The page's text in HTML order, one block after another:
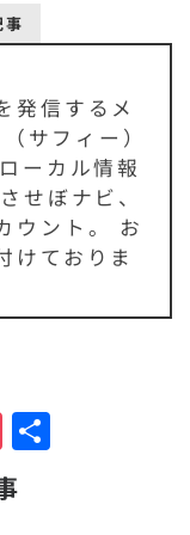
発信するメ
サフィー）
ーカル情報
せぼナビ、
ウント。 お
けておりま
P
o
c